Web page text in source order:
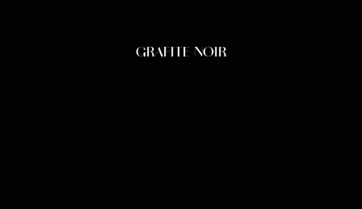
GRAFITE NOIR